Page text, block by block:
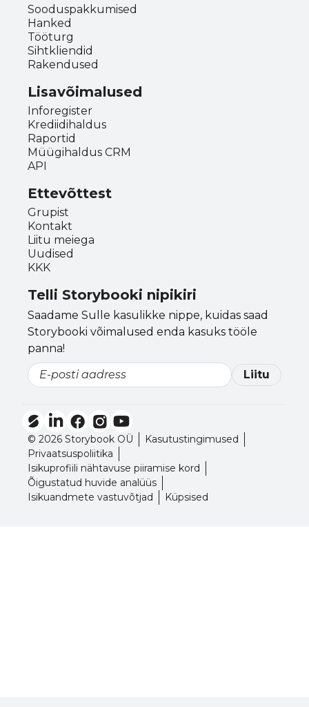
Sooduspakkumised
Hanked
Tööturg
Sihtkliendid
Rakendused
Lisavõimalused
Inforegister
Krediidihaldus
Raportid
Müügihaldus CRM
API
Ettevõttest
Grupist
Kontakt
Liitu meiega
Uudised
KKK
Telli Storybooki nipikiri
Saadame Sulle kasulikke nippe, kuidas saad
Storybooki võimalused enda kasuks tööle
panna!
Email
Liitu
© 2026 Storybook OÜ
Kasutustingimused
Privaatsuspoliitika
Isikuprofiili nähtavuse piiramise kord
Õigustatud huvide analüüs
Isikuandmete vastuvõtjad
Küpsised